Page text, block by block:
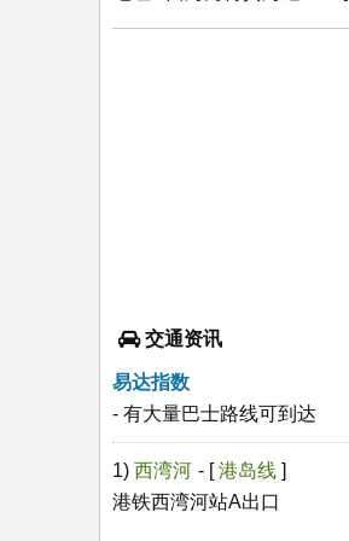
交通资讯
易达指数
- 有大量巴士路线可到达
1) 西湾河 - [港岛线 ]
港铁西湾河站A出口